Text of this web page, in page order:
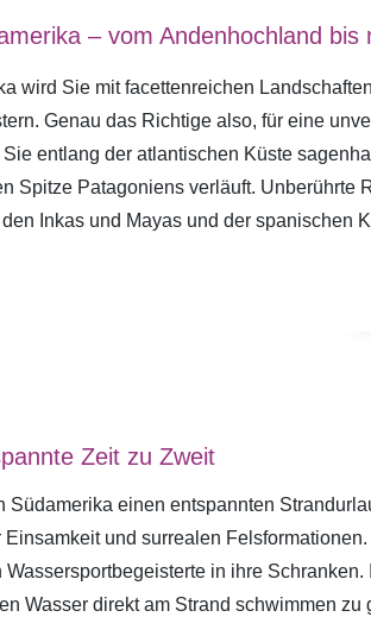
– vom Andenhochland bis
wird Sie mit facettenreichen
Genau das Richtige also, für eine
Sie entlang der atlantischen Küste
Spitze Patagoniens verläuft.
Inkas und Mayas und der
Zeit zu Zweit
Südamerika einen entspannten
und surrealen
in ihre Schranken.
Wasser direkt am Strand schwimmen